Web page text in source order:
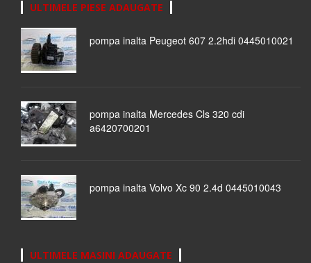
ULTIMELE PIESE ADAUGATE
pompa inalta Peugeot 607 2.2hdi 0445010021
pompa inalta Mercedes Cls 320 cdi
a6420700201
pompa inalta Volvo Xc 90 2.4d 0445010043
ULTIMELE MASINI ADAUGATE